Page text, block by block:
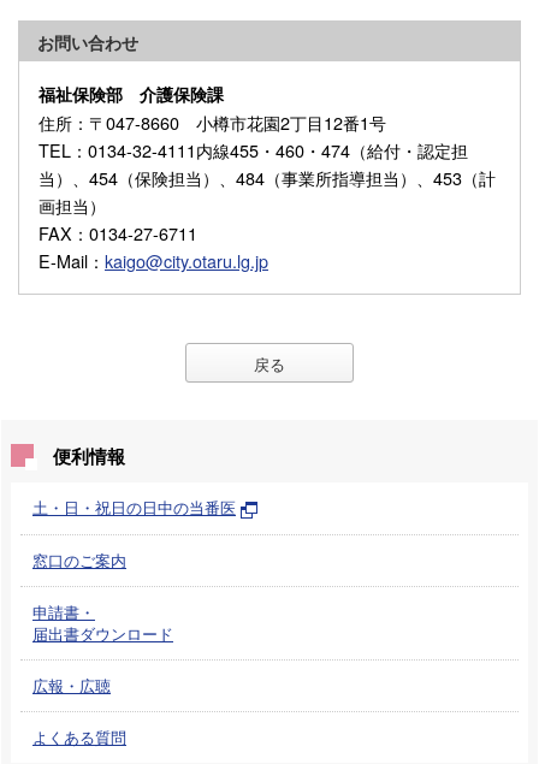
お問い合わせ
福祉保険部 介護保険課
住所 ：〒047-8660 小樽市花園2丁目12番1号
TEL ：0134-32-4111内線455・460・474（給付・認定担
当）、454（保険担当）、484（事業所指導担当）、453（計
画担当）
FAX ：0134-27-6711
E-Mail ： kaigo@city.otaru.lg.jp
戻る
便利情報
土・日・祝日の日中の当番医
窓口のご案内
申請書・
届出書ダウンロード
広報・広聴
よくある質問